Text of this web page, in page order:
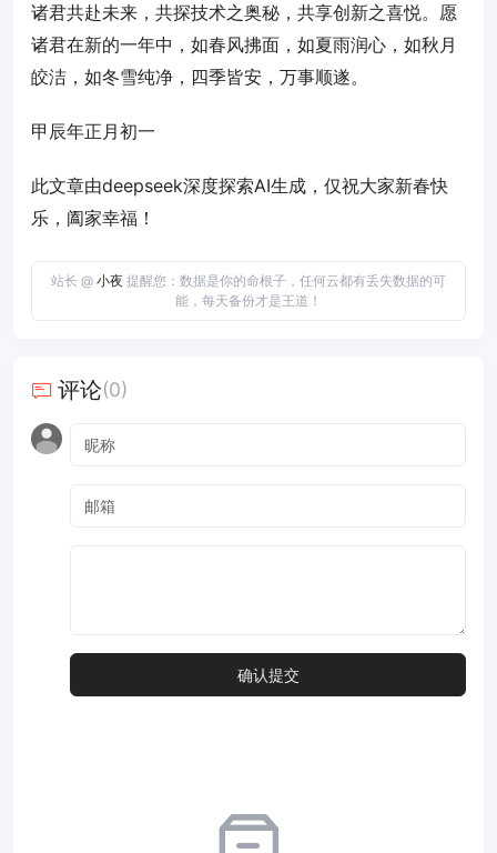
诸君共赴未来，共探技术之奥秘，共享创新之喜悦。愿
诸君在新的一年中，如春风拂面，如夏雨润心，如秋月
皎洁，如冬雪纯净，四季皆安，万事顺遂。
甲辰年正月初一
此文章由deepseek深度探索AI生成，仅祝大家新春快
乐，阖家幸福！
站长 @ 小夜 提醒您：数据是你的命根子，任何云都有丢失数据的可
能，每天备份才是王道！
评论(0)